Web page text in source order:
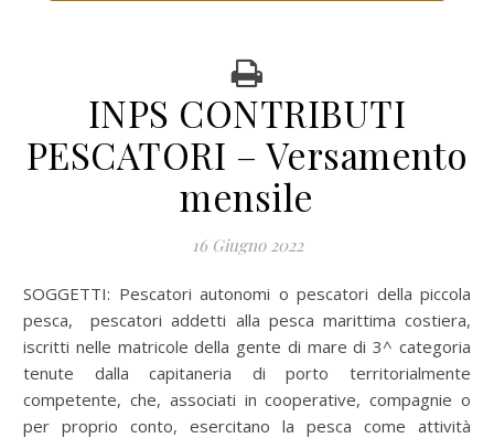
INPS CONTRIBUTI
PESCATORI – Versamento
mensile
16 Giugno 2022
SOGGETTI: Pescatori autonomi o pescatori della piccola
pesca, pescatori addetti alla pesca marittima costiera,
iscritti nelle matricole della gente di mare di 3^ categoria
tenute dalla capitaneria di porto territorialmente
competente, che, associati in cooperative, compagnie o
per proprio conto, esercitano la pesca come attività